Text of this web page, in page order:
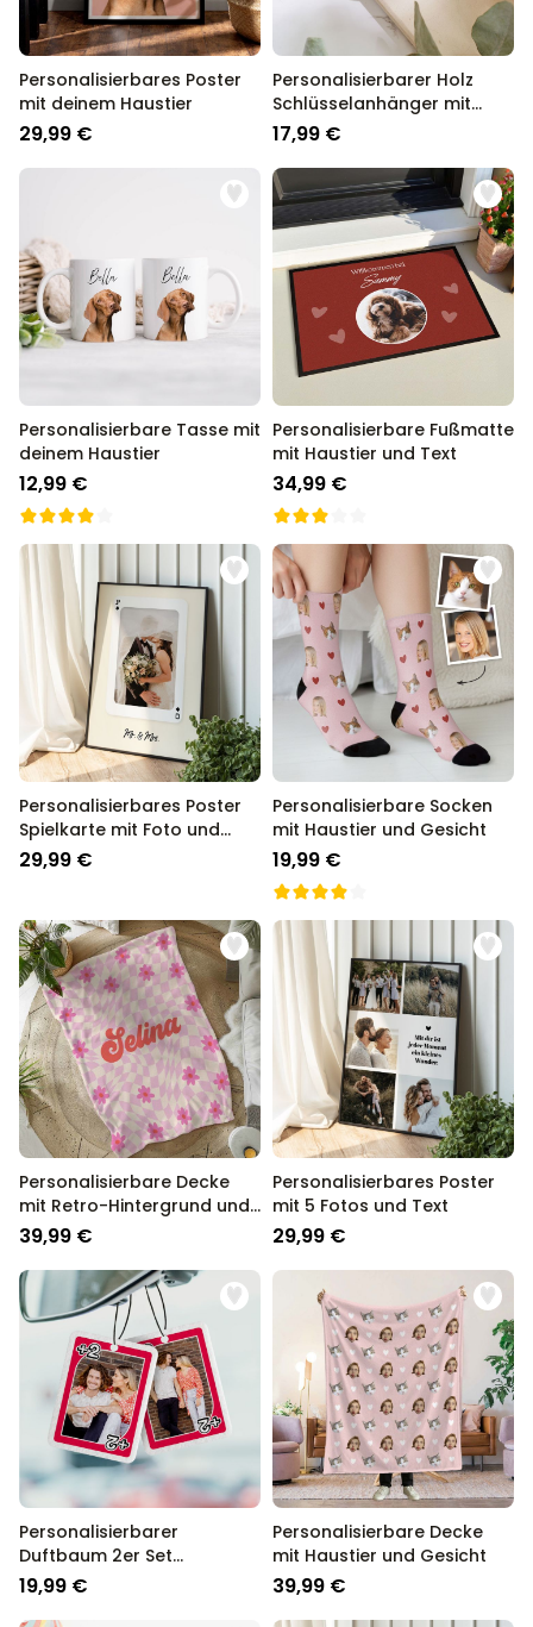
Wir bei radbag wissen was an Weihnachten gut ankommt,
schließlich sind wir seit über 13 Jahren der Go-To Shop für
personalisierte Geschenke in Deutschland.
Personalisierbares Poster
mit deinem Haustier
29,99 €
Personalisierbarer Holz
Schlüsselanhänger mit
Foto
17,99 €
Personalisierbare Tasse mit
deinem Haustier
12,99 €
Personalisierbare Fußmatte
mit Haustier und Text
34,99 €
Personalisierbares Poster
Spielkarte mit Foto und
Text
29,99 €
Personalisierbare Socken
mit Haustier und Gesicht
19,99 €
Personalisierbare Decke
mit Retro-Hintergrund und
Name
39,99 €
Personalisierbares Poster
mit 5 Fotos und Text
29,99 €
Personalisierbarer
Duftbaum 2er Set
Spielkarte mit Foto
19,99 €
Personalisierbare Decke
mit Haustier und Gesicht
39,99 €